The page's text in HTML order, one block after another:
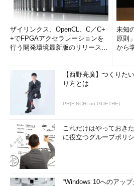
ザイリンクス、OpenCL、C／C+
+でFPGAアクセラレーションを
行う開発環境最新版のリリースを
未知
原則
から
【西野亮廣】つくりた
り方とは
PR(FINCHI on GOETHE)
これだけはやっておき
に役立つグループポリ
“Windows 10へのアッ